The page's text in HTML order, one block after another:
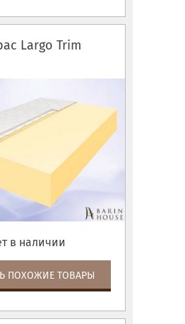
Largo Trim
в наличии
ПОХОЖИЕ ТОВАРЫ